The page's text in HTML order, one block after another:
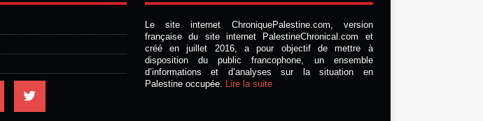
Le site internet ChroniquePalestine.com, version
française du site internet PalestineChronical.com et
créé en juillet 2016, a pour objectif de mettre à
disposition du public francophone, un ensemble
d’informations et d’analyses sur la situation en
Palestine occupée. Lire la suite